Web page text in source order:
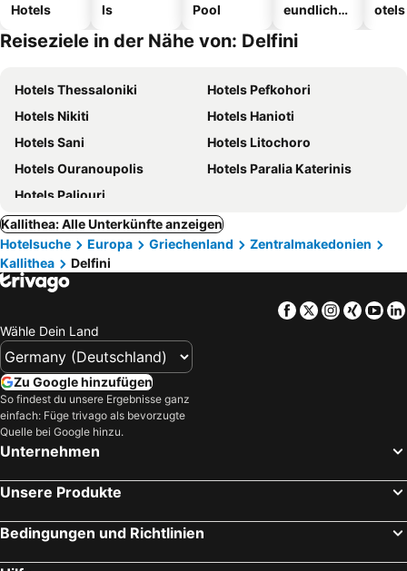
Hotels
ls
Pool
eundliche
otels
Reiseziele in der Nähe von: Delfini
Hotels Thessaloniki
Hotels Pefkohori
Hotels Nikiti
Hotels Hanioti
Hotels Sani
Hotels Litochoro
Hotels Ouranoupolis
Hotels Paralia Katerinis
Hotels Paliouri
Kallithea: Alle Unterkünfte anzeigen
Hotelsuche
Europa Griechenland
Zentralmakedonien
Kallithea
Delfini
Facebook
TwitterXing
Wähle Dein Land
Zu Google hinzufügen
So findest du unsere Ergebnisse ganz
einfach: Füge trivago als bevorzugte
Quelle bei Google hinzu.
Unternehmen
Unsere Produkte
Bedingungen und Richtlinien